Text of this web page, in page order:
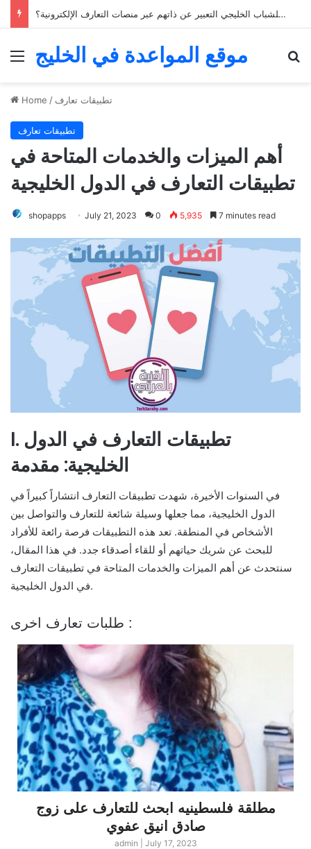
كيف يمكن للشباب الخليجي التعبير عن ذاتهم عبر منصات التعارف الإلكترونية؟
Menu
موقع المواعدة في الخليج
Home / تطبيقات تعارف
تطبيقات تعارف
أهم الميزات والخدمات المتاحة في
تطبيقات التعارف في الدول الخليجية
shopapps July 21, 2023 0 5,935 7 minutes read
I. تطبيقات التعارف في الدول
الخليجية: مقدمة
في السنوات الأخيرة، شهدت تطبيقات التعارف انتشاراً كبيراً في
الدول الخليجية، مما جعلها وسيلة شائعة للتعارف والتواصل بين
الأشخاص في المنطقة. تعد هذه التطبيقات فرصة رائعة للأفراد
للبحث عن شريك حياتهم أو للقاء أصدقاء جدد. في هذا المقال،
سنتحدث عن أهم الميزات والخدمات المتاحة في تطبيقات التعارف
في الدول الخليجية.
طلبات تعارف اخرى :
مطلقة فلسطينيه ابحث للتعارف على زوج
صادق انيق عفوي
admin July 17, 2023